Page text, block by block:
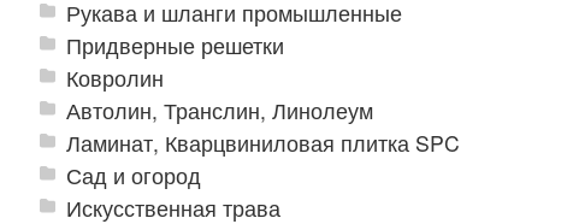
Рукава и шланги промышленные
Придверные решетки
Ковролин
Автолин, Транслин, Линолеум
Ламинат, Кварцвиниловая плитка SPC
Сад и огород
Искусственная трава